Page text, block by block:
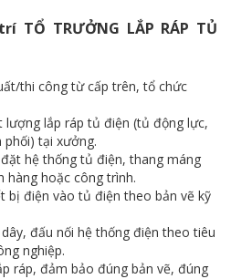
TỔ TRƯỞNG LẮP RÁP TỦ
thi công từ cấp trên, tổ chức
lượng lắp ráp tủ điện (tủ động lực,
tại xưởng.
hệ thống tủ điện, thang máng
hàng hoặc công trình.
bị điện vào tủ điện theo bản vẽ kỹ
đấu nối hệ thống điện theo tiêu
nghiệp.
ráp, đảm bảo đúng bản vẽ, đúng